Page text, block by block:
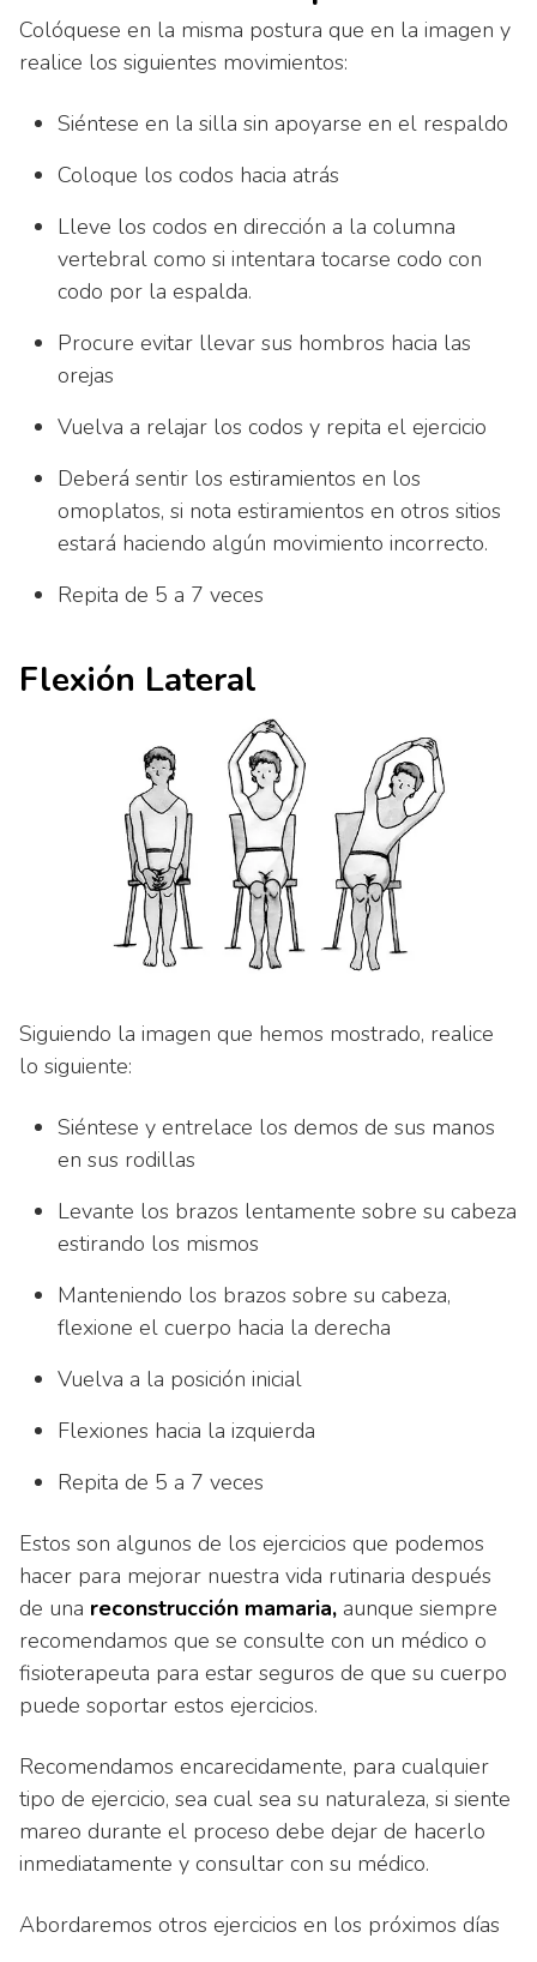
Colóquese en la misma postura que en la imagen y
realice los siguientes movimientos:
Siéntese en la silla sin apoyarse en el respaldo
Coloque los codos hacia atrás
Lleve los codos en dirección a la columna
vertebral como si intentara tocarse codo con
codo por la espalda.
Procure evitar llevar sus hombros hacia las
orejas
Vuelva a relajar los codos y repita el ejercicio
Deberá sentir los estiramientos en los
omoplatos, si nota estiramientos en otros sitios
estará haciendo algún movimiento incorrecto.
Repita de 5 a 7 veces
Flexión Lateral
Siguiendo la imagen que hemos mostrado, realice
lo siguiente:
Siéntese y entrelace los demos de sus manos
en sus rodillas
Levante los brazos lentamente sobre su cabeza
estirando los mismos
Manteniendo los brazos sobre su cabeza,
flexione el cuerpo hacia la derecha
Vuelva a la posición inicial
Flexiones hacia la izquierda
Repita de 5 a 7 veces
Estos son algunos de los ejercicios que podemos
hacer para mejorar nuestra vida rutinaria después
de una reconstrucción mamaria, aunque siempre
recomendamos que se consulte con un médico o
fisioterapeuta para estar seguros de que su cuerpo
puede soportar estos ejercicios.
Recomendamos encarecidamente, para cualquier
tipo de ejercicio, sea cual sea su naturaleza, si siente
mareo durante el proceso debe dejar de hacerlo
inmediatamente y consultar con su médico.
Abordaremos otros ejercicios en los próximos días